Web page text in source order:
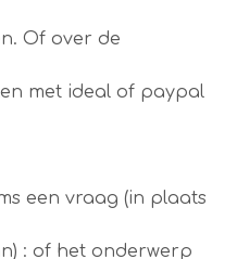
Of over de
met ideal of paypal
een vraag (in plaats
: of het onderwerp